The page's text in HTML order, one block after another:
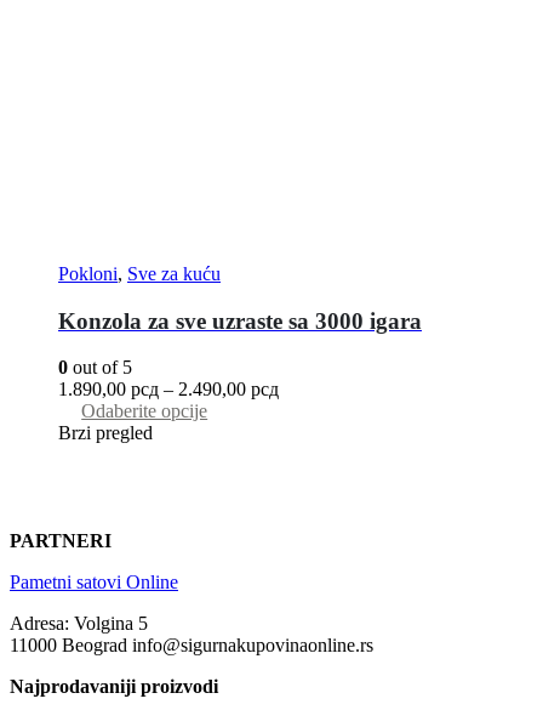
Pokloni, Sve za kuću
Konzola za sve uzraste sa 3000 igara
0 out of 5
1.890,00 рсд – 2.490,00 рсд
Odaberite opcije
Brzi pregled
PARTNERI
Pametni satovi Online
Adresa: Volgina 5
11000 Beograd info@sigurnakupovinaonline.rs
Najprodavaniji proizvodi